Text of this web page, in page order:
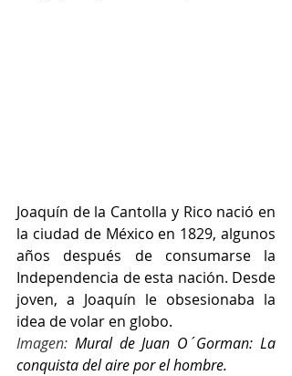
Joaquín de la Cantolla y Rico nació en
la ciudad de México en 1829, algunos
años después de consumarse la
Independencia de esta nación. Desde
joven, a Joaquín le obsesionaba la
idea de volar en globo.
Imagen: Mural de Juan O´Gorman: La
conquista del aire por el hombre.